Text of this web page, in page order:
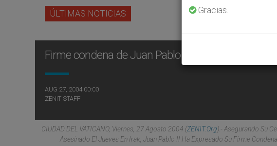
ÚLTIMAS NOTICIAS
Firme condena de Juan Pablo II por el asesinato
AUG 27, 2004 00:00
ZENIT STAFF
CIUDAD DEL VATICANO, Viernes, 27 Agosto 2004 (ZENIT.org).- Asegurando Su
Asesinado El Jueves En Irak, Juan Pablo II Ha Expresado Su Firme
Gracias.